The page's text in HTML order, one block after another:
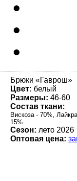
Брюки «Гаврош»
Цвет: белый
Размеры: 46-60
Состав ткани:
Вискоза - 70%,
15%
Сезон: лето 2026
Оптовая цена: